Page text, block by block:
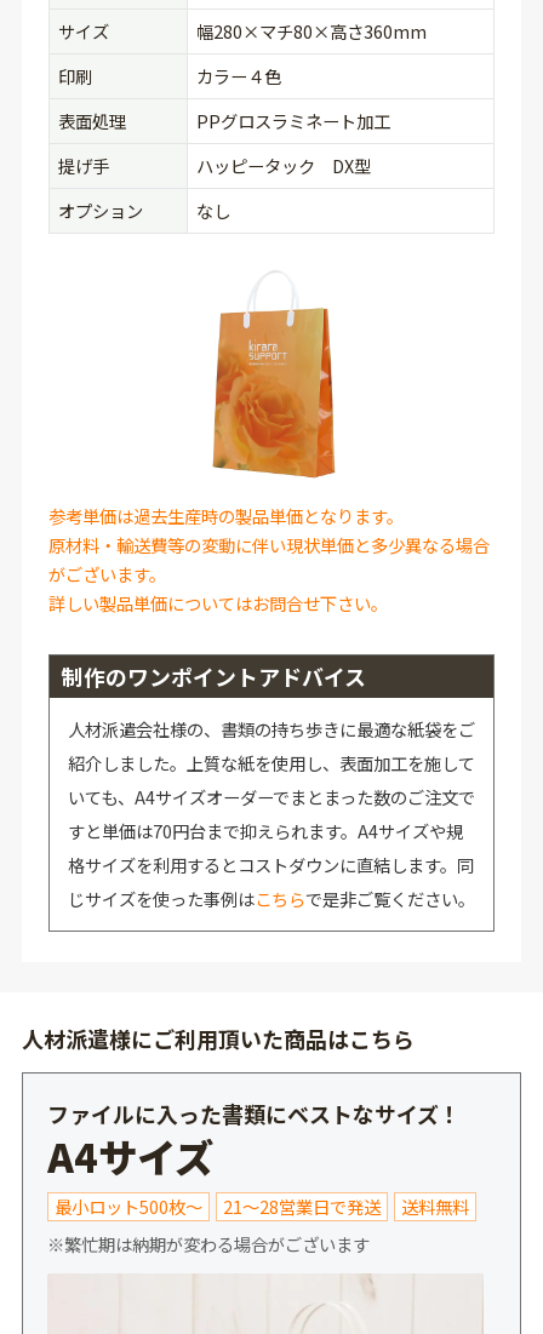
サイズ
幅280×マチ80×高さ360mm
印刷
カラー４色
表面処理
PPグロスラミネート加工
提げ手
ハッピータック DX型
オプション
なし
参考単価は過去生産時の製品単価となります。
原材料・輸送費等の変動に伴い現状単価と多少異なる場合
がございます。
詳しい製品単価についてはお問合せ下さい。
制作のワンポイントアドバイス
人材派遣会社様の、書類の持ち歩きに最適な紙袋をご
紹介しました。上質な紙を使用し、表面加工を施して
いても、A4サイズオーダーでまとまった数のご注文で
すと単価は70円台まで抑えられます。A4サイズや規
格サイズを利用するとコストダウンに直結します。同
じサイズを使った事例はこちらで是非ご覧ください。
人材派遣様にご利用頂いた商品はこちら
ファイルに入った書類にベストなサイズ！
A4サイズ
最小ロット500枚～ 21～28営業日で発送
送料無料
※繁忙期は納期が変わる場合がございます